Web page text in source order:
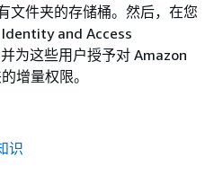
文件夹的存储桶。然后，在您
Identity and Access
为这些用户授予对 Amazon
增量权限。
识